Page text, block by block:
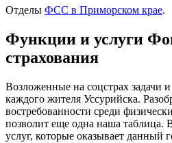
Отделы ФСС в Приморском крае.
Функции и услуги
страхования
Возложенные на соцстрах задачи
каждого жителя Уссурийска.
востребованности среди
позволит еще одна наша таблица.
услуг, которые оказывает данный